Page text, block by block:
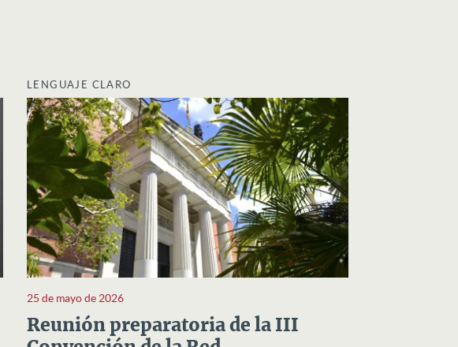
LENGUAJE CLARO
25 de mayo de 2026
Reunión preparatoria de la III